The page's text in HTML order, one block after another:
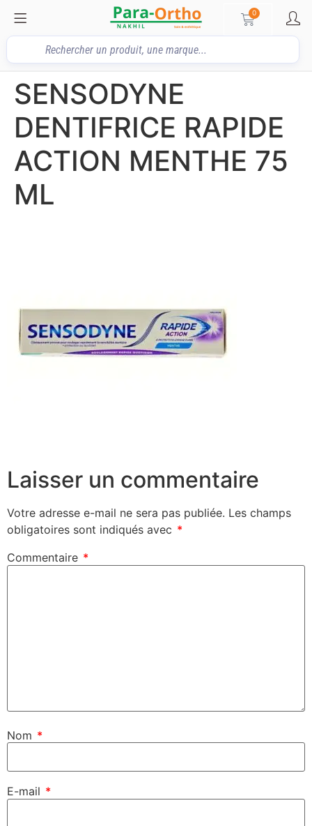
0
SENSODYNE
DENTIFRICE RAPIDE
ACTION MENTHE 75
ML
Laisser un commentaire
Votre adresse e-mail ne sera pas publiée. Les champs
obligatoires sont indiqués avec *
Commentaire *
Nom *
E-mail *